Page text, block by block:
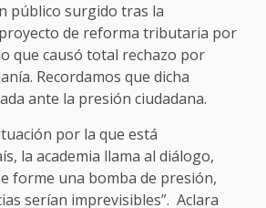
público surgido tras la
de reforma tributaria por
que causó total rechazo por
Recordamos que dicha
ante la presión ciudadana.
por la que está
la academia llama al diálogo,
forme una bomba de presión,
serían imprevisibles”. Aclara